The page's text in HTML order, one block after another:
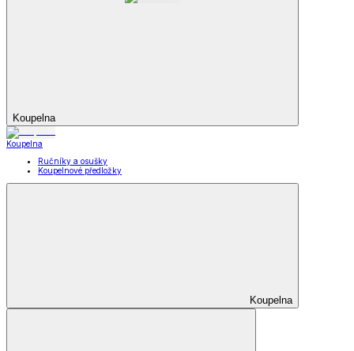
Koupelna
Koupelna
Ručníky a osušky
Koupelnové předložky
Koupelna